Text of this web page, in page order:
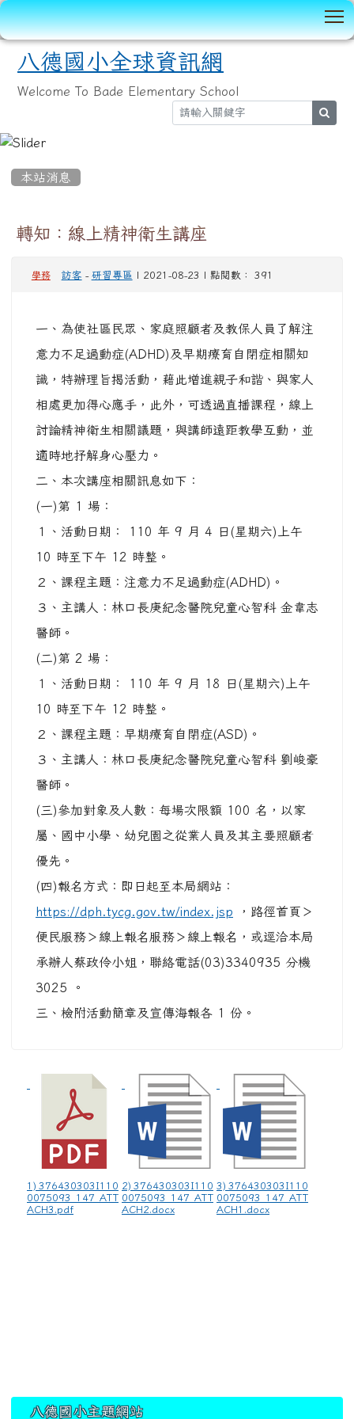
八德國小全球資訊網
Welcome To Bade Elementary School
本站消息
轉知：線上精神衛生講座
學務 訪客 - 研習專區 | 2021-08-23 | 點閱數： 391
一、為使社區民眾、家庭照顧者及教保人員了解注
意力不足過動症(ADHD)及早期療育自閉症相關知
識，特辦理旨揭活動，藉此增進親子和諧、與家人
相處更加得心應手，此外，可透過直播課程，線上
討論精神衛生相關議題，與講師遠距教學互動，並
適時地抒解身心壓力。
二、本次講座相關訊息如下：
(一)第 1 場：
１、活動日期： 110 年 9 月 4 日(星期六)上午
10 時至下午 12 時整。
２、課程主題：注意力不足過動症(ADHD)。
３、主講人：林口長庚紀念醫院兒童心智科 金韋志
醫師。
(二)第 2 場：
１、活動日期： 110 年 9 月 18 日(星期六)上午
10 時至下午 12 時整。
２、課程主題：早期療育自閉症(ASD)。
３、主講人：林口長庚紀念醫院兒童心智科 劉峻豪
醫師。
(三)參加對象及人數：每場次限額 100 名，以家
屬、國中小學、幼兒園之從業人員及其主要照顧者
優先。
(四)報名方式：即日起至本局網站：
https://dph.tycg.gov.tw/index.jsp ，路徑首頁＞
便民服務＞線上報名服務＞線上報名，或逕洽本局
承辦人蔡政伶小姐，聯絡電話(03)3340935 分機
3025 。
三、檢附活動簡章及宣傳海報各 1 份。
1) 376430303I110
0075093_147_ATT
ACH3.pdf
2) 376430303I110
0075093_147_ATT
ACH2.docx
3) 376430303I110
0075093_147_ATT
ACH1.docx
八德國小主題網站